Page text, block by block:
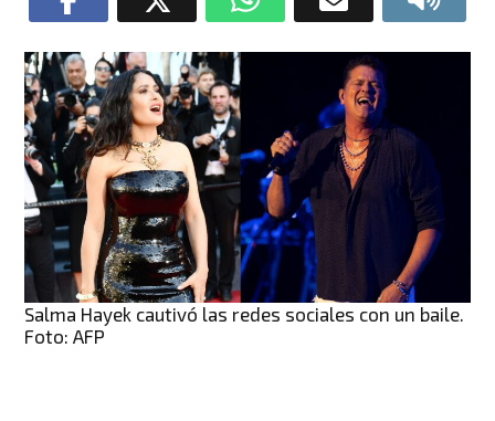
Salma Hayek cautivó las redes sociales con un baile.
Foto: AFP